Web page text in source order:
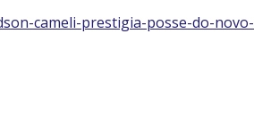
cameli-prestigia-posse-do-novo-